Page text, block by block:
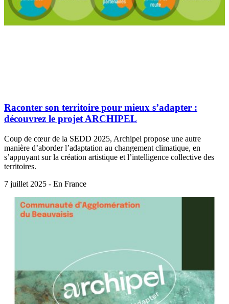
Raconter son territoire pour mieux s’adapter :
découvrez le projet ARCHIPEL
Coup de cœur de la SEDD 2025, Archipel propose une autre
manière d’aborder l’adaptation au changement climatique, en
s’appuyant sur la création artistique et l’intelligence collective des
territoires.
7 juillet 2025 - En France